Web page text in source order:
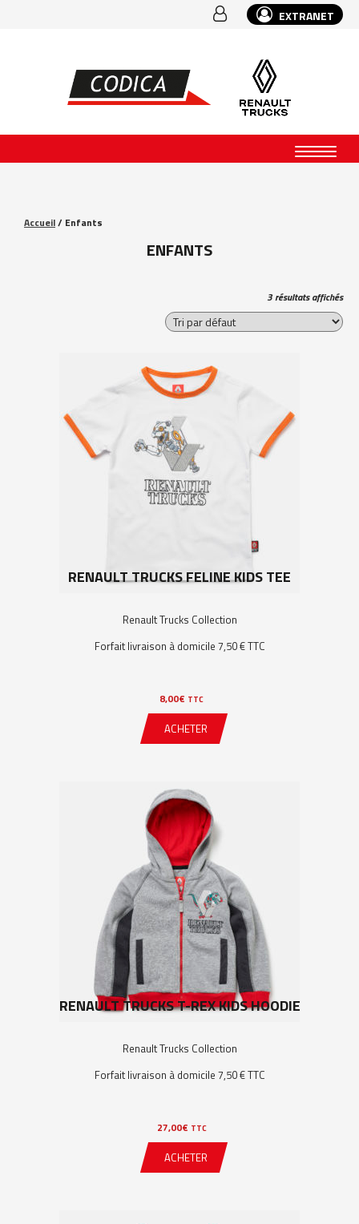
EXTRANET
Accueil/ Enfants
ENFANTS
3 résultats affichés
RENAULT TRUCKS FELINE KIDS TEE
Renault Trucks Collection
Forfait livraison à domicile 7,50 € TTC
8,00€ TTC
ACHETER
RENAULT TRUCKS T-REX KIDS HOODIE
Renault Trucks Collection
Forfait livraison à domicile 7,50 € TTC
27,00€ TTC
ACHETER